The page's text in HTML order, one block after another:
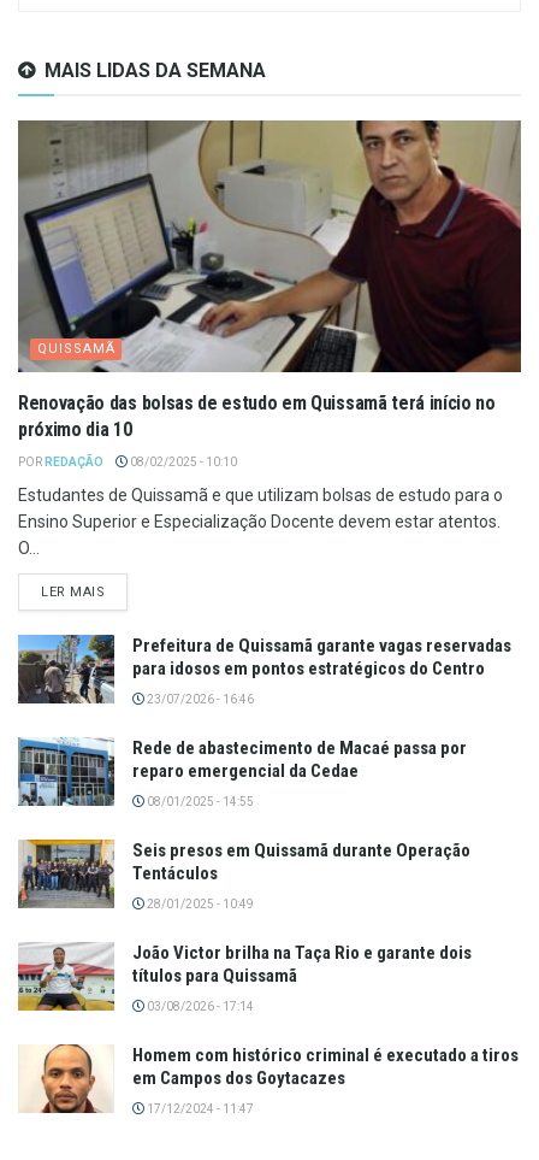
MAIS LIDAS DA SEMANA
QUISSAMÃ
Renovação das bolsas de estudo em Quissamã terá início no
próximo dia 10
POR REDAÇÃO 08/02/2025 - 10:10
Estudantes de Quissamã e que utilizam bolsas de estudo para o
Ensino Superior e Especialização Docente devem estar atentos.
O...
LER MAIS
Prefeitura de Quissamã garante vagas reservadas
para idosos em pontos estratégicos do Centro
23/07/2026 - 16:46
Rede de abastecimento de Macaé passa por
reparo emergencial da Cedae
08/01/2025 - 14:55
Seis presos em Quissamã durante Operação
Tentáculos
28/01/2025 - 10:49
João Victor brilha na Taça Rio e garante dois
títulos para Quissamã
03/08/2026 - 17:14
Homem com histórico criminal é executado a tiros
em Campos dos Goytacazes
17/12/2024 - 11:47